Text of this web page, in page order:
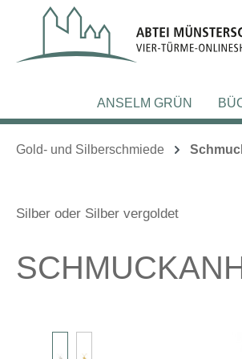
Hauptinhalt springen
Zur Suche springen
Zur Hauptnavigation springen
ANSELM GRÜN
Gold- und Silberschmiede
Silber oder Silber vergoldet